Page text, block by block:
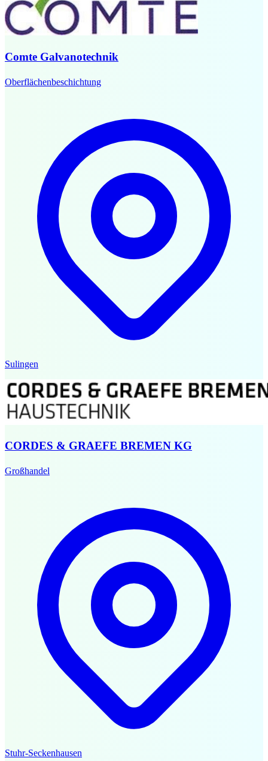
Comte Galvanotechnik
Oberflächenbeschichtung
Sulingen
CORDES & GRAEFE BREMEN KG
Großhandel
Stuhr-Seckenhausen